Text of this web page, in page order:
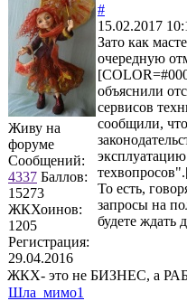
Живу на
форуме
Сообщений:
4337 Баллов:
15273
ЖКХоинов:
1205
Регистрация:
29.04.2016
#
15.02.2017
Зато как
очередную
объяснили
сервисов
сообщили,
То есть,
запросы на
будете ждать
ЖКХ- это не БИЗНЕС, а
Шла_мимо1